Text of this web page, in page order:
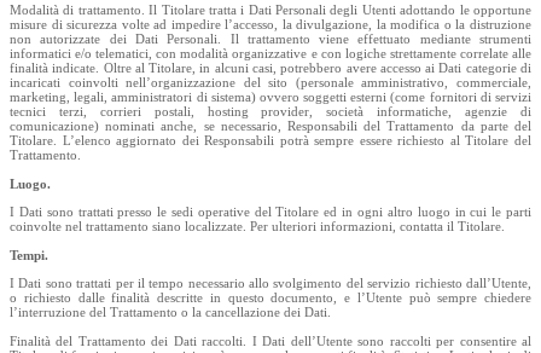
Modalità di trattamento. Il Titolare tratta i Dati Personali degli Utenti adottando le opportune
misure di sicurezza volte ad impedire l’accesso, la divulgazione, la modifica o la distruzione
non autorizzate dei Dati Personali. Il trattamento viene effettuato mediante strumenti
informatici e/o telematici, con modalità organizzative e con logiche strettamente correlate alle
finalità indicate. Oltre al Titolare, in alcuni casi, potrebbero avere accesso ai Dati categorie di
incaricati coinvolti nell’organizzazione del sito (personale amministrativo, commerciale,
marketing, legali, amministratori di sistema) ovvero soggetti esterni (come fornitori di servizi
tecnici terzi, corrieri postali, hosting provider, società informatiche, agenzie di
comunicazione) nominati anche, se necessario, Responsabili del Trattamento da parte del
Titolare. L’elenco aggiornato dei Responsabili potrà sempre essere richiesto al Titolare del
Trattamento.
Luogo.
I Dati sono trattati presso le sedi operative del Titolare ed in ogni altro luogo in cui le parti
coinvolte nel trattamento siano localizzate. Per ulteriori informazioni, contatta il Titolare.
Tempi.
I Dati sono trattati per il tempo necessario allo svolgimento del servizio richiesto dall’Utente,
o richiesto dalle finalità descritte in questo documento, e l’Utente può sempre chiedere
l’interruzione del Trattamento o la cancellazione dei Dati.
Finalità del Trattamento dei Dati raccolti. I Dati dell’Utente sono raccolti per consentire al